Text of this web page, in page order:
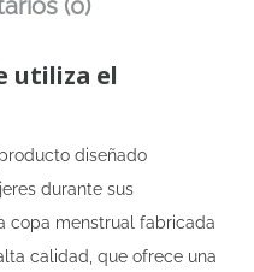
(0)
utiliza el
diseñado
durante sus
copa menstrual fabricada
calidad, que ofrece una